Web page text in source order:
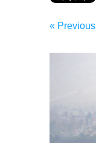
« Previous